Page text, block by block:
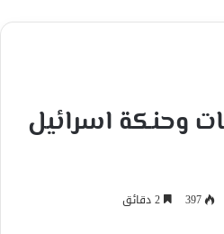
وحنكة اسرائيل
397